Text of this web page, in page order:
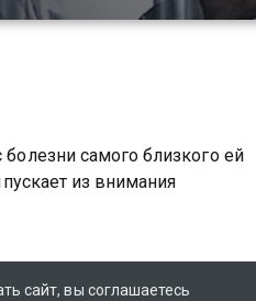
самого близкого ей
из внимания
сайт, вы соглашаетесь